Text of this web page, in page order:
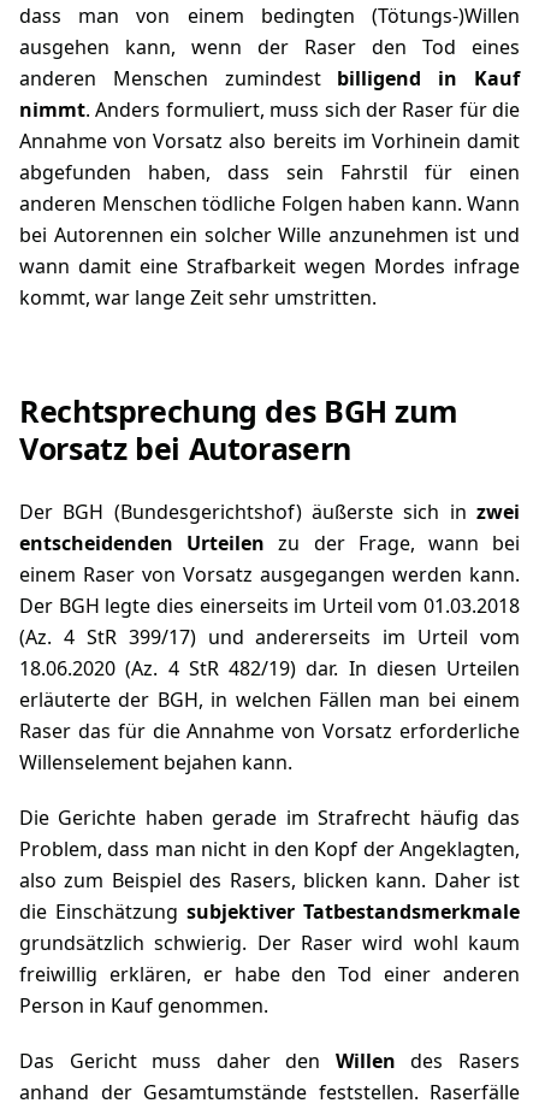
dass man von einem bedingten (Tötungs-)Willen
ausgehen kann, wenn der Raser den Tod eines
anderen Menschen zumindest billigend in Kauf
nimmt. Anders formuliert, muss sich der Raser für die
Annahme von Vorsatz also bereits im Vorhinein damit
abgefunden haben, dass sein Fahrstil für einen
anderen Menschen tödliche Folgen haben kann. Wann
bei Autorennen ein solcher Wille anzunehmen ist und
wann damit eine Strafbarkeit wegen Mordes infrage
kommt, war lange Zeit sehr umstritten.
Rechtsprechung des BGH zum
Vorsatz bei Autorasern
Der BGH (Bundesgerichtshof) äußerste sich in zwei
entscheidenden Urteilen zu der Frage, wann bei
einem Raser von Vorsatz ausgegangen werden kann.
Der BGH legte dies einerseits im Urteil vom 01.03.2018
(Az. 4 StR 399/17) und andererseits im Urteil vom
18.06.2020 (Az. 4 StR 482/19) dar. In diesen Urteilen
erläuterte der BGH, in welchen Fällen man bei einem
Raser das für die Annahme von Vorsatz erforderliche
Willenselement bejahen kann.
Die Gerichte haben gerade im Strafrecht häufig das
Problem, dass man nicht in den Kopf der Angeklagten,
also zum Beispiel des Rasers, blicken kann. Daher ist
die Einschätzung subjektiver Tatbestandsmerkmale
grundsätzlich schwierig. Der Raser wird wohl kaum
freiwillig erklären, er habe den Tod einer anderen
Person in Kauf genommen.
Das Gericht muss daher den Willen des Rasers
anhand der Gesamtumstände feststellen. Raserfälle